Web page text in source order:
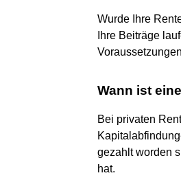
Wurde Ihre
Ihre Beiträge
Wann ist
Bei privaten
gezahlt worden
hat.